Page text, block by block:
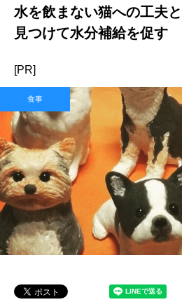
水を飲まない猫への工夫
見つけて水分補給を促す
[PR]
食事